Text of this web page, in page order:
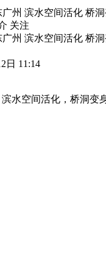
州 滨水空间活化 桥
关注
州 滨水空间活化 桥
日 11:14
水空间活化，桥洞变